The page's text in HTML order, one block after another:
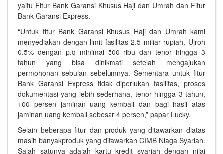
yaitu Fitur Bank Garansi Khusus Haji dan Umrah dan Fitur
Bank Garansi Express.
“Untuk fitur Bank Garansi Khusus Haji dan Umrah kami
menyediakan dengan limit fasilitas 2.5 miliar rupiah, Ujroh
0.5% dengan p.q minimal 500 ribu dan tenor hingga 3
tahun yang bisa dinikmati setelah mengajukan
permohonan sebulan sebelumnya. Sementara untuk fitur
Bank Garansi Express tidak diperlukan fasilitas, proses
dokumentasi yang lebih sederhana, tenor hingga 3 tahun,
100 persen jaminan uang kembali dan bagi hasil atas
jaminan uang kembali sebesar 4 persen,” papar Lucky.
Selain beberapa fitur dan produk yang ditawarkan diatas
masih banyakproduk yang ditawarkan CIMB Niaga Syariah.
Salah satunya adalah kartu kredit syariah dengan nilai